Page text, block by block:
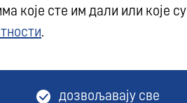
које сте им дали или које су
.
дозвољавају све